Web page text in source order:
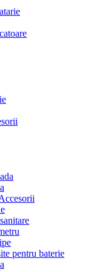
pentru baterie